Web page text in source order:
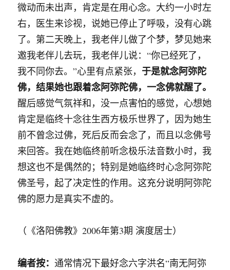
微动而未出声，肯定是在用心念。大约一小时左
右，医生来诊视，说她已停止了呼吸，没有心跳
了。第二天晚上，我老伴儿做了个梦，梦见她来
邀我老伴儿去玩，我老伴儿说：“你已经死了，
我不同你去。”心里有点紧张， 于是就念阿弥陀
佛，结果她也跟着念阿弥陀佛，一念佛就醒了。
醒后感觉气氛祥和，没一点害怕的感觉，心想她
肯定是临终十念往生西方极乐世界了，因为她生
前不曾念过佛，死后反而会念了，而且以念佛号
来回答。我在她临终前听念极乐法音数小时，我
想这也不是偶然的；特别是她临终时心念阿弥陀
佛圣号，起了决定性的作用。这充分说明阿弥陀
佛的愿力是真实不虚的。
（《洛阳佛教》2006年第3期 演度居士）
编者按：通常情况下最好念六字洪名“南无阿弥